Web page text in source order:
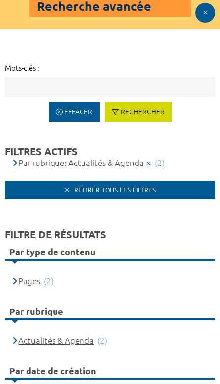
Recherche avancée
Mots-clés :
EFFACER RECHERCHER
FILTRES ACTIFS
Par rubrique: Actualités & Agenda (2)
RETIRER TOUS LES FILTRES
FILTRE DE RÉSULTATS
Par type de contenu
Pages (2)
Par rubrique
Actualités & Agenda (2)
Par date de création